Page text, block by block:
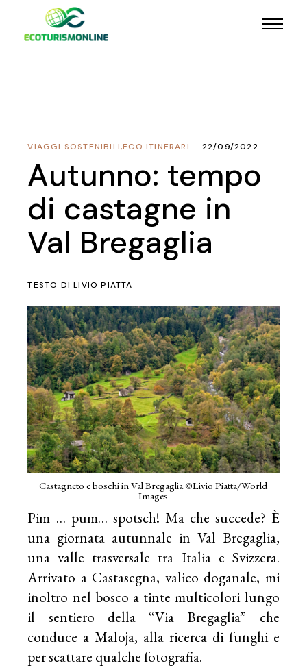
ECO ITINERARI
,
VIAGGI SOSTENIBILI 22/09/2022
Autunno: tempo
di castagne in
Val Bregaglia
TESTO DILIVIO PIATTA
Castagneto e boschi in Val Bregaglia ©Livio Piatta/World
Images
Pim … pum… spotsch! Ma che succede? È
una giornata autunnale in Val Bregaglia,
una valle trasversale tra Italia e Svizzera.
Arrivato a Castasegna, valico doganale, mi
inoltro nel bosco a tinte multicolori lungo
il sentiero della “Via Bregaglia” che
conduce a Maloja, alla ricerca di funghi e
per scattare qualche fotografia.